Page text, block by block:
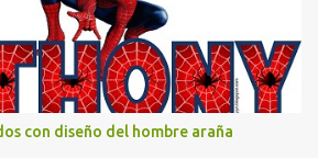
naranja es una buena opción para
que todo ser humano necesita. El color
el relax total, es un color que va con
limpio que te dará esa sensación
son excelentes para usar en el
sensación de tranquilidad y confort. El
con diseño del hombre araña